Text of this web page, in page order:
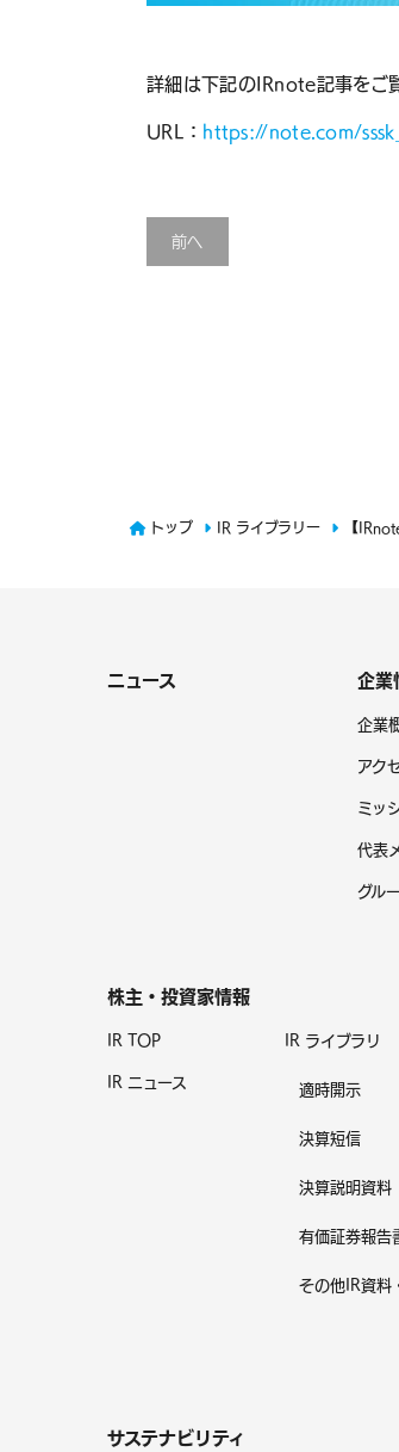
詳細は下記のIRnote記事をご
URL： https://note.com/
前へ
トップ IR ライブラリー 【
ニュース 企業
企業
アク
ミッ
代表
グル
株主・投資家情報
IR TOP
IR ニュース
IR ライブラリ
適時開示
決算短信
決算説明資料
有価証券報告
その他IR資料
サステナビリティ